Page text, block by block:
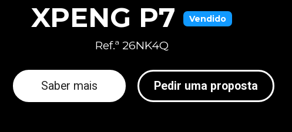
XPENG P7 Vendido
Ref.ª 26NK4Q
Saber mais Pedir uma proposta